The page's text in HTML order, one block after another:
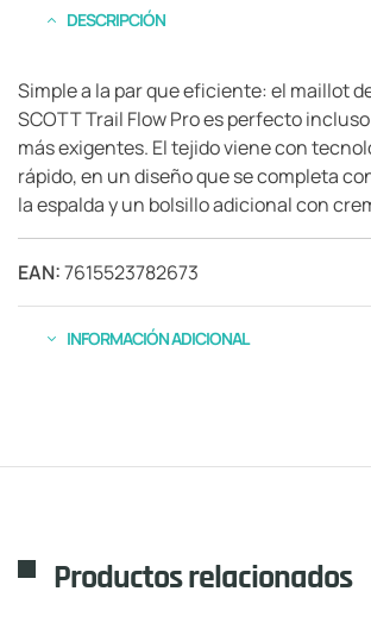
DESCRIPCIÓN
Simple a la par que eficiente: el maillot
SCOTT Trail Flow Pro es perfecto
más exigentes. El tejido viene con
rápido, en un diseño que se completa
la espalda y un bolsillo adicional con
EAN:7615523782673
INFORMACIÓN ADICIONAL
Productos relacionados